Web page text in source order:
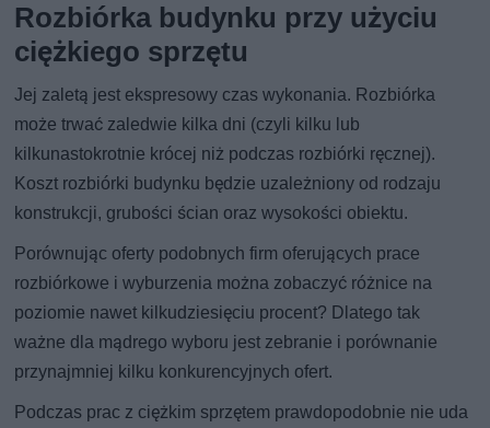
Rozbiórka budynku przy użyciu
ciężkiego sprzętu
Jej zaletą jest ekspresowy czas wykonania. Rozbiórka
może trwać zaledwie kilka dni (czyli kilku lub
kilkunastokrotnie krócej niż podczas rozbiórki ręcznej).
Koszt rozbiórki budynku będzie uzależniony od rodzaju
konstrukcji, grubości ścian oraz wysokości obiektu.
Porównując oferty podobnych firm oferujących prace
rozbiórkowe i wyburzenia można zobaczyć różnice na
poziomie nawet kilkudziesięciu procent? Dlatego tak
ważne dla mądrego wyboru jest zebranie i porównanie
przynajmniej kilku konkurencyjnych ofert.
Podczas prac z ciężkim sprzętem prawdopodobnie nie uda